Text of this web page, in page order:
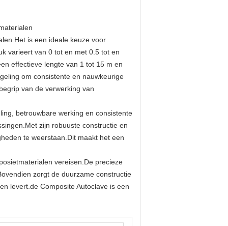
is een ideale keuze voor
varieert van 0 tot en met 0.5 tot en
effectieve lengte van 1 tot 15 m en
om consistente en nauwkeurige
van de verwerking van
betrouwbare werking en consistente
zijn robuuste constructie en
te weerstaan.Dit maakt het een
vereisen.De precieze
zorgt de duurzame constructie
levert.de Composite Autoclave is een